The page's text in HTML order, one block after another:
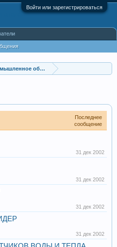
Войти или зарегистрироваться
оборудование
Последнее
сообщение
31 дек 2002
31 дек 2002
31 дек 2002
31 дек 2002